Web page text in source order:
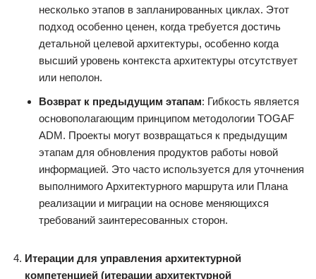
несколько этапов в запланированных циклах. Этот
подход особенно ценен, когда требуется достичь
детальной целевой архитектуры, особенно когда
высший уровень контекста архитектуры отсутствует
или неполон.
Возврат к предыдущим этапам: Гибкость является
основополагающим принципом методологии TOGAF
ADM. Проекты могут возвращаться к предыдущим
этапам для обновления продуктов работы новой
информацией. Это часто используется для уточнения
выполнимого Архитектурного маршрута или Плана
реализации и миграции на основе меняющихся
требований заинтересованных сторон.
Итерации для управления архитектурной
компетенцией (итерации архитектурной